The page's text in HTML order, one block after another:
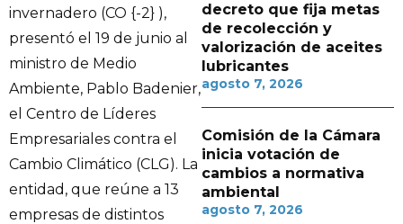
invernadero (CO {-2} ),
presentó el 19 de junio al
ministro de Medio
Ambiente, Pablo Badenier,
el Centro de Líderes
Empresariales contra el
Cambio Climático (CLG). La
entidad, que reúne a 13
empresas de distintos
decreto que fija metas
de recolección y
valorización de aceites
lubricantes
agosto 7, 2026
Comisión de la Cámara
inicia votación de
cambios a normativa
ambiental
agosto 7, 2026